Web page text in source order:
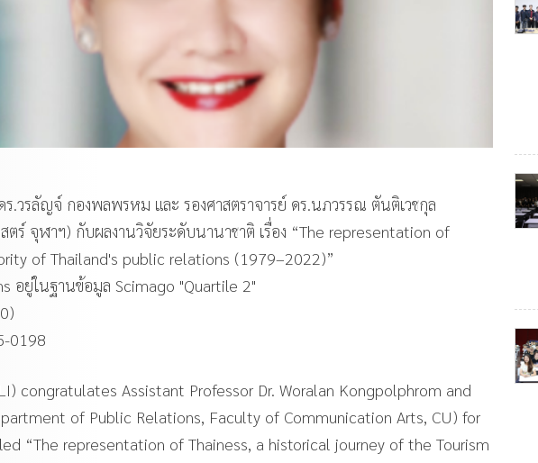
.วรลัญจ์ กองพลพรหม และ รองศาสตราจารย์ ดร.นภวรรณ ตันติเวชกุล
ร์ จุฬาฯ) กับผลงานวิจัยระดับนานาชาติ เรื่อง “The representation of
of Thailand's public relations (1979–2022)”
อยู่ในฐานข้อมูล Scimago "Quartile 2"
0198
congratulates Assistant Professor Dr. Woralan Kongpolphrom and
of Public Relations, Faculty of Communication Arts, CU) for
“The representation of Thainess, a historical journey of the Tourism